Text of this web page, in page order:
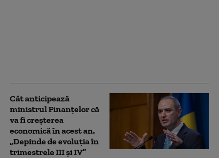
Cât anticipează
ministrul Finanțelor că
va fi creşterea
economică în acest an.
„Depinde de evoluţia în
trimestrele III şi IV”